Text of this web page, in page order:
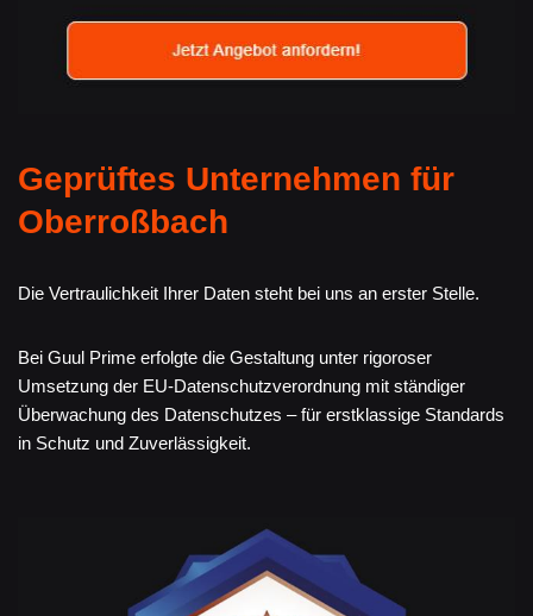
Geprüftes Unternehmen für
Oberroßbach
Die Vertraulichkeit Ihrer Daten steht bei uns an erster Stelle.
Bei Guul Prime erfolgte die Gestaltung unter rigoroser
Umsetzung der EU-Datenschutzverordnung mit ständiger
Überwachung des Datenschutzes – für erstklassige Standards
in Schutz und Zuverlässigkeit.